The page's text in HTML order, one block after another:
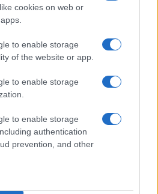
cookies on web or
to enable storage
of the website or app.
to enable storage
to enable storage
authentication
prevention, and other